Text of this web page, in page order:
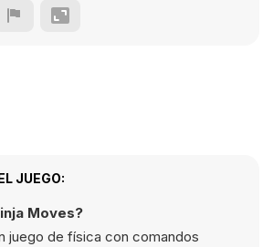
JUEGO:
Moves?
juego de física con comandos